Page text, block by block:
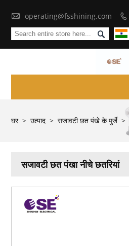
 operating@fsshining.com 

घर > उत्पाद > सजावटी छत पंखे के पुर्जे >
सजावटी छत पंखा नीचे छतरियां